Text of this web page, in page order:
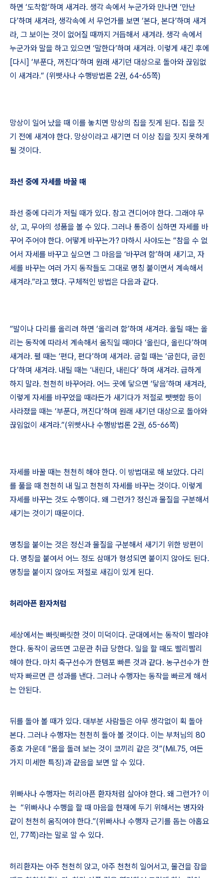
하면 ‘도착함’하며 새겨라. 생각 속에서 누군가와 만나면 ‘만난
다’하며 새겨라, 생각속에 서 무언가를 보면 ‘본다, 본다’하며 새겨
라, 그 보이는 것이 없어질 때까지 거듭해서 새겨라. 생각 속에서
누군가와 말을 하고 있으면 ‘말한다’하며 새겨라. 이렇게 새긴 후에
[다시 ] ‘부푼다, 꺼진다’하며 원래 새기던 대상으로 돌아와 끊임없
이 새겨라.” (위빳사나 수행방법론 2권, 64-65쪽)
망상이 일어 났을 때 이를 놓치면 망상의 집을 짓게 된다. 집을 짓
기 전에 새겨야 한다. 망상이라고 새기면 더 이상 집을 짓지 못하게
될 것이다.
좌선 중에 자세를 바꿀 때
좌선 중에 다리가 저릴 때가 있다. 참고 견디어야 한다. 그래야 무
상, 고, 무아의 성품을 볼 수 있다. 그러나 통증이 심하면 자세를 바
꾸어 주어야 한다. 어떻게 바꾸는가? 마하시 사야도는 “참을 수 없
어서 자세를 바꾸고 싶으면 그 마음을 ‘바꾸려 함’하며 새기고, 자
세를 바꾸는 여러 가지 동작들도 그대로 명칭 붙이면서 계속해서
새겨라.”라고 했다. 구체적인 방법은 다음과 같다.
“발이나 다리를 올리려 하면 ‘올리려 함’하며 새겨라. 올릴 때는 올
리는 동작에 따라서 계속해서 움직일 때마다 ‘올린다, 올린다’하며
새겨라. 펼 때는 ‘편다, 편다’하며 새겨라. 굽힐 때는 ‘굽힌다, 굽힌
다’하며 새겨라. 내릴 때는 ‘내린다, 내린다’ 하며 새겨라. 급하게
하지 말라. 천천히 바꾸어라. 어느 곳에 닿으면 ‘닿음’하며 새겨라,
이렇게 자세를 바꾸었을 때라든가 새기다가 저절로 뺏뻣함 등이
사라졌을 때는 ‘부푼다, 꺼진다’하며 원래 새기던 대상으로 돌아와
끊임없이 새겨라.”(위빳사나 수행방법론 2권, 65-66쪽)
자세를 바꿀 때는 천천히 해야 한다. 이 방법대로 해 보았다. 다리
를 풀을 때 천천히 내 밀고 천천히 자세를 바꾸는 것이다. 이렇게
자세를 바꾸는 것도 수행이다. 왜 그런가? 정신과 물질을 구분해서
새기는 것이기 때문이다.
명칭을 붙이는 것은 정신과 물질을 구분해서 새기기 위한 방편이
다. 명칭을 붙여서 어느 정도 삼매가 형성되면 붙이지 않아도 된다.
명칭을 붙이지 않아도 저절로 새김이 있게 된다.
허리아픈 환자처럼
세상에서는 빠릿빠릿한 것이 미덕이다. 군대에서는 동작이 빨라야
한다. 동작이 굼뜨면 고문관 취급 당한다. 일을 할 때도 빨리빨리
해야 한다. 마치 축구선수가 한템포 빠른 것과 같다. 농구선수가 한
박자 빠르면 큰 성과를 낸다. 그러나 수행자는 동작을 빠르게 해서
는 안된다.
뒤를 돌아 볼 때가 있다. 대부분 사람들은 아무 생각없이 획 돌아
본다. 그러나 수행자는 천천히 돌아 볼 것이다. 이는 부처님의 80
종호 가운데 “몸을 돌려 보는 것이 코끼리 같은 것”(Mil.75, 여든
가지 미세한 특징)과 같음을 보면 알 수 있다.
위빠사나 수행자는 허리아픈 환자처럼 살아야 한다. 왜 그런가? 이
는 “위빠사나 수행을 할 때 마음을 현재에 두기 위해서는 병자와
같이 천천히 움직여야 한다.”(위빠사나 수행자 근기를 돕는 아홉요
인, 77쪽)라는 말로 알 수 있다.
허리환자는 아주 천천히 앉고, 아주 천천히 일어서고, 물건을 잡을